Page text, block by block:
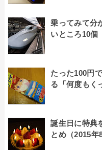
乗ってみて分
いところ10個
たった100円
る「何度もく
誕生日に特典
とめ（2015年